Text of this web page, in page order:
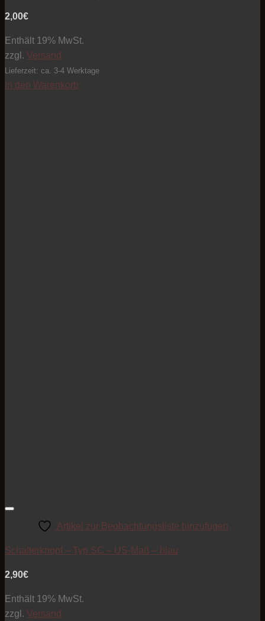
2,00€
Enthält 19% MwSt.
zzgl. Versand
Lieferzeit: ca. 3-4 Werktage
In den Warenkorb
Artikel zur Beobachtungsliste hinzufügen
Schalterknopf – Typ SC – US-Maß – blau
2,90€
Enthält 19% MwSt.
zzgl. Versand